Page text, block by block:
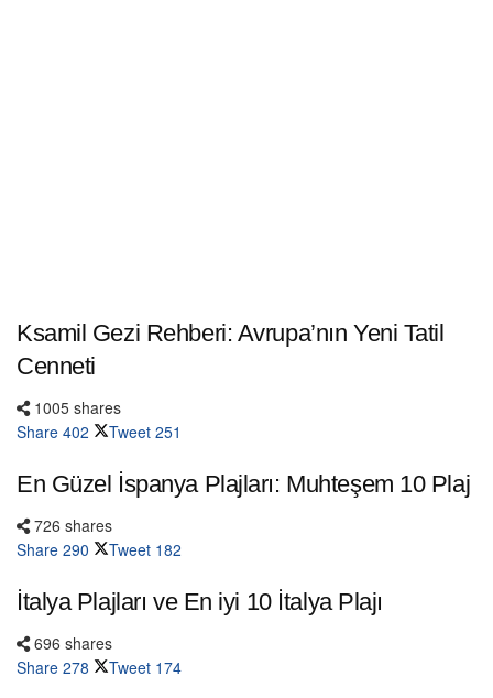
Ksamil Gezi Rehberi: Avrupa’nın Yeni Tatil
Cenneti
1005 shares
Share 402 Tweet 251
En Güzel İspanya Plajları: Muhteşem 10 Plaj
726 shares
Share 290 Tweet 182
İtalya Plajları ve En iyi 10 İtalya Plajı
696 shares
Share 278 Tweet 174